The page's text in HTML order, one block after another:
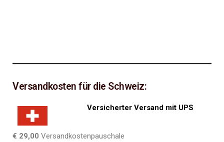
Versandkosten für die Schweiz:
Versicherter Versand mit UPS
€ 29,00 Versandkostenpauschale